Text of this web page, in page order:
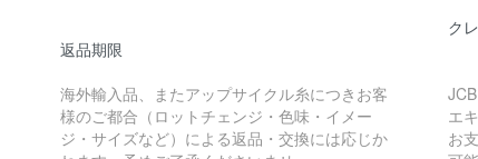
返品期限
海外輸入品、またアップサイクル糸につきお客
様のご都合（ロットチェンジ・色味・イメー
ジ・サイズなど）による返品・交換には応じか
ク
エ
お